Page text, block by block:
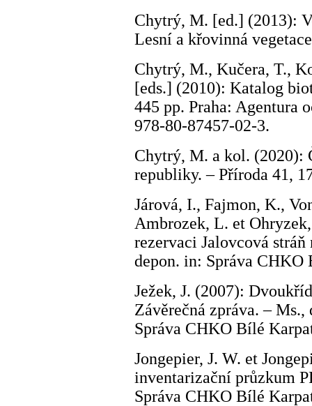
Chytrý, M. [ed.] (2013):
Lesní a křovinná
Chytrý, M., Kučera, T.,
[eds.] (2010): Katalog
445 pp. Praha: Agentura
978-80-87457-02-3.
Chytrý, M. a kol. (2020):
republiky. – Příroda 41,
Járová, I., Fajmon, K.,
Ambrozek, L. et
rezervaci Jalovcová
depon. in: Správa
Ježek, J. (2007):
Závěrečná zpráva. –
Správa CHKO Bílé
Jongepier, J. W. et
inventarizační průzkum
Správa CHKO Bílé